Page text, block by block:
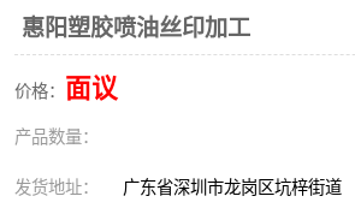
惠阳塑胶喷油丝印加工
价格： 面议
产品数量：
发货地址： 广东省深圳市龙岗区坑梓街道